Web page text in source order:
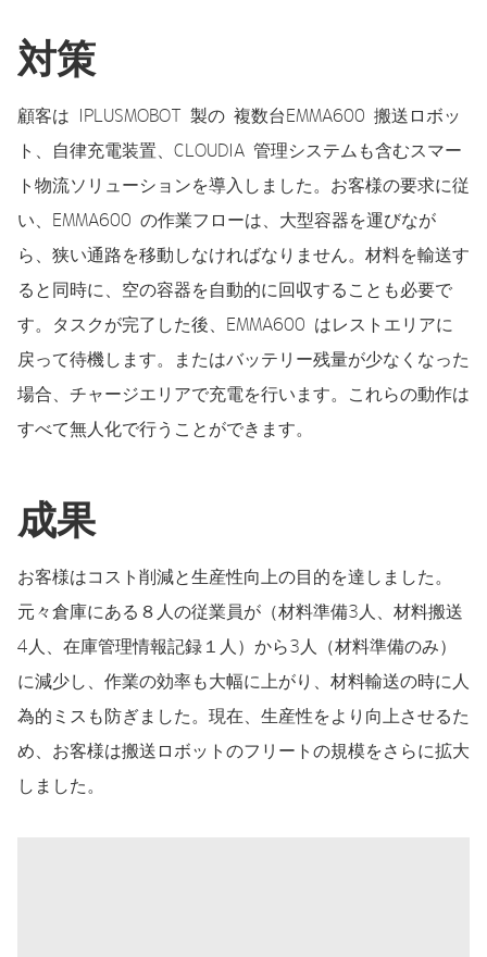
対策
顧客は IPLUSMOBOT 製の 複数台EMMA600 搬送ロボッ
ト、自律充電装置、CLOUDIA 管理システムも含むスマー
ト物流ソリューションを導入しました。お客様の要求に従
い、EMMA600 の作業フローは、大型容器を運びなが
ら、狭い通路を移動しなければなりません。材料を輸送す
ると同時に、空の容器を自動的に回収することも必要で
す。タスクが完了した後、EMMA600 はレストエリアに
戻って待機します。またはバッテリー残量が少なくなった
場合、チャージエリアで充電を行います。これらの動作は
すべて無人化で行うことができます。
成果
お客様はコスト削減と生産性向上の目的を達しました。
元々倉庫にある８人の従業員が（材料準備3人、材料搬送
4人、在庫管理情報記録１人）から3人（材料準備のみ）
に減少し、作業の効率も大幅に上がり、材料輸送の時に人
為的ミスも防ぎました。現在、生産性をより向上させるた
め、お客様は搬送ロボットのフリートの規模をさらに拡大
しました。